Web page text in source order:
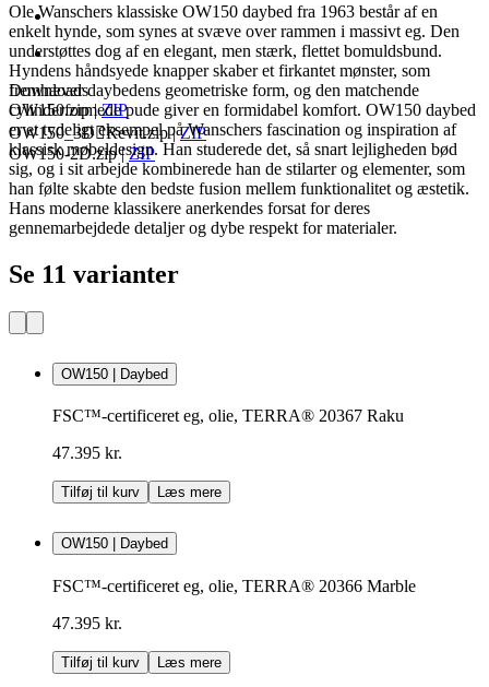
Downloads
OW150.zip|ZIP
OW150_3DRevit.zip|ZIP
OW150-2D.zip|ZIP
Ole Wanschers klassiske OW150 daybed fra 1963 består af en
enkelt hynde, som synes at svæve over rammen i massivt eg. Den
understøttes dog af en elegant, men stærk, flettet bomuldsbund.
Hyndens håndsyede knapper skaber et firkantet mønster, som
fremhæver daybedens geometriske form, og den matchende
cylinderformede pude giver en formidabel komfort. OW150 daybed
er et tydeligt eksempel på Wanschers fascination og inspiration af
klassisk møbeldesign. Han studerede det, så snart lejligheden bød
sig, og i sit arbejde kombinerede han de stilarter og elementer, som
han følte skabte den bedste fusion mellem funktionalitet og æstetik.
Hans moderne klassikere anerkendes forsat for deres
gennemarbejdede detaljer og dybe respekt for materialer.
Se 11 varianter
OW150 | Daybed
FSC™-certificeret eg, olie, TERRA® 20367 Raku
47.395 kr.
Tilføj til kurv Læs mere
OW150 | Daybed
FSC™-certificeret eg, olie, TERRA® 20366 Marble
47.395 kr.
Tilføj til kurv Læs mere